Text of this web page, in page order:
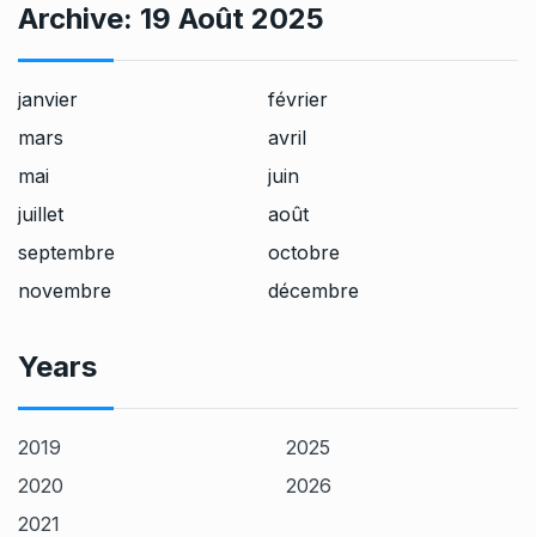
Archive: 19 Août 2025
janvier
février
mars
avril
mai
juin
juillet
août
septembre
octobre
novembre
décembre
Years
2019
2020
2021
2025
2026